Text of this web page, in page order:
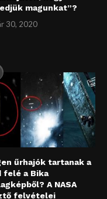
magunkat”?
30, 2020
űrhajók tartanak a
felé a Bika
A NASA
felvételei